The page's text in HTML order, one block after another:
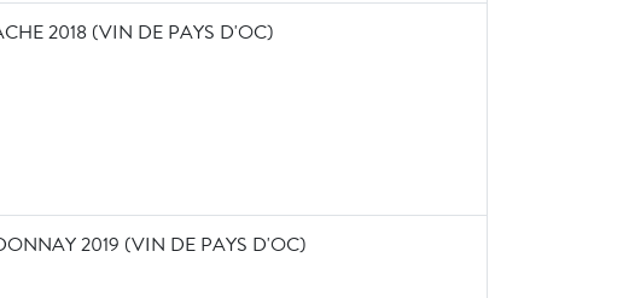
2018 (VIN DE PAYS D'OC)
2019 (VIN DE PAYS D'OC)